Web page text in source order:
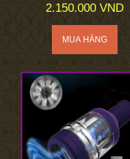
2.150.000 VND